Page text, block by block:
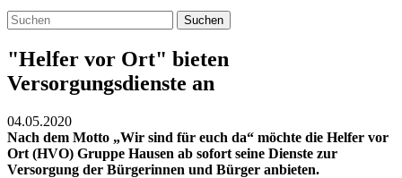
Suchen
"Helfer vor Ort" bieten
Versorgungsdienste an
04.05.2020
Nach dem Motto „Wir sind für euch da“ möchte die Helfer vor
Ort (HVO) Gruppe Hausen ab sofort seine Dienste zur
Versorgung der Bürgerinnen und Bürger anbieten.